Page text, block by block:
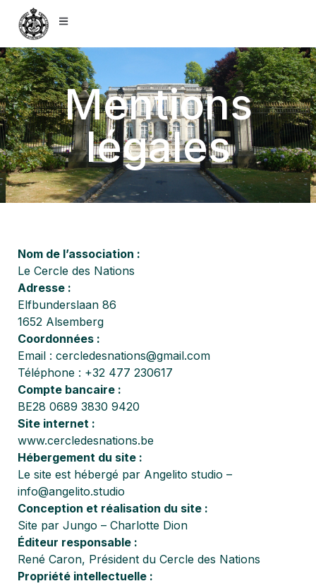
Mentions
légales
Nom de l’association :
Le Cercle des Nations
Adresse :
Elfbunderslaan 86
1652 Alsemberg
Coordonnées :
Email : cercledesnations@gmail.com
Téléphone : +32 477 230617
Compte bancaire :
BE28 0689 3830 9420
Site internet :
www.cercledesnations.be
Hébergement du site :
Le site est hébergé par Angelito studio –
info@angelito.studio
Conception et réalisation du site :
Site par Jungo – Charlotte Dion
Éditeur responsable :
René Caron, Président du Cercle des Nations
Propriété intellectuelle :